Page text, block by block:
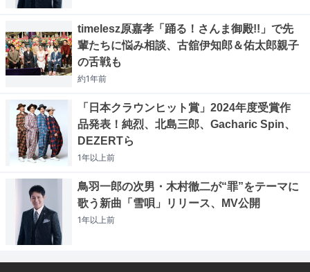
timelesz原嘉孝「踊る！さんま御殿!!」で先
輩たちに悩み相談、古舘伊知郎＆佑太郎親子
の舌戦も
約1年前
「日本クラウンヒット賞」2024年度受賞作
品発表！純烈、北島三郎、Gacharic Spin、
DEZERTら
1年以上前
鳥羽一郎の次男・木村徹二が“罪”をテーマに
歌う新曲「雪唄」リリース、MV公開
1年以上前